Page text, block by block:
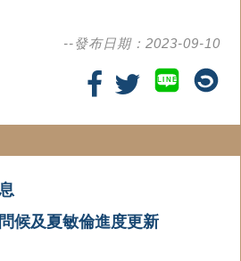
--發布日期：2023-09-10
LINE
候及夏敏倫進度更新